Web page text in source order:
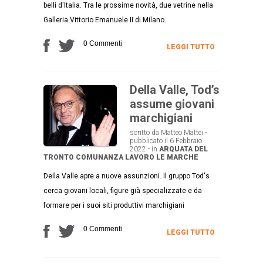
belli d'Italia. Tra le prossime novità, due vetrine nella
Galleria Vittorio Emanuele II di Milano.
0 Commenti LEGGI TUTTO
Della Valle, Tod’s
assume giovani
marchigiani
scritto da Matteo Mattei -
pubblicato il 6 Febbraio
2022 - in ARQUATA DEL
TRONTO COMUNANZA LAVORO LE MARCHE
Della Valle apre a nuove assunzioni. Il gruppo Tod's
cerca giovani locali, figure già specializzate e da
formare per i suoi siti produttivi marchigiani
0 Commenti LEGGI TUTTO